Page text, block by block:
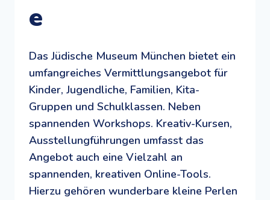
e
Das Jüdische Museum München bietet ein
umfangreiches Vermittlungsangebot für
Kinder, Jugendliche, Familien, Kita-
Gruppen und Schulklassen. Neben
spannenden Workshops. Kreativ-Kursen,
Ausstellungführungen umfasst das
Angebot auch eine Vielzahl an
spannenden, kreativen Online-Tools.
Hierzu gehören wunderbare kleine Perlen